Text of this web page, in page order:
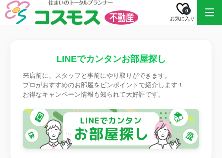
お気に入り
0
LINEでカンタンお部屋探し
来店前に、スタッフと事前にやり取りができます。
プロがおすすめのお部屋をピンポイントで紹介します！
お得なキャンペーン情報も知られて大好評です。